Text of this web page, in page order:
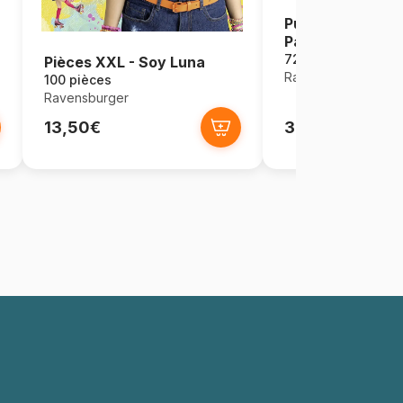
Pièces XXL - Soy Luna
100 pièces
Ravensburger
13,50€
Puzzle 3D avec
Patrouille
72 pièces
Ravensburger
35,95€